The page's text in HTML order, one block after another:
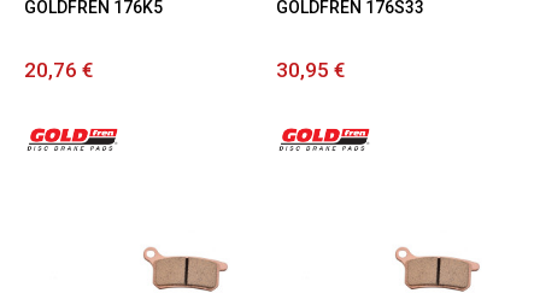
GOLDFREN 176K5
20,76 €
GOLDFREN 176S33
30,95 €